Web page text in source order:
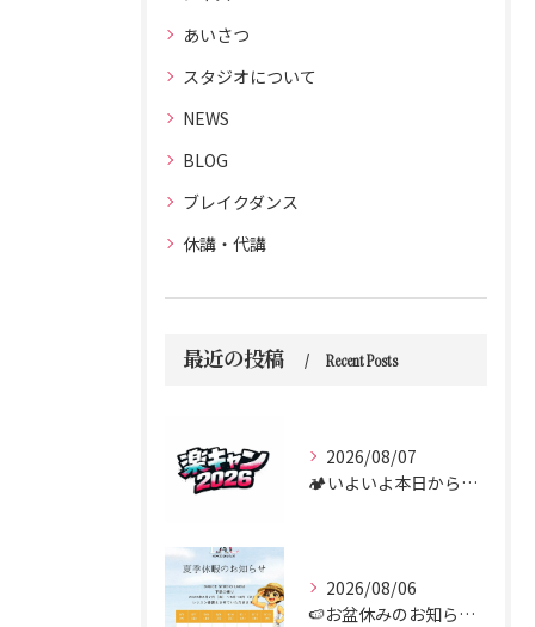
あいさつ
スタジオについて
NEWS
BLOG
ブレイクダンス
休講・代講
最近の投稿 Recent Posts
2026/08/07
🏕️いよいよ本日からダンス合宿 “楽キャン” がスタートしま...
2026/08/06
🍉お盆休みのお知らせ🍉